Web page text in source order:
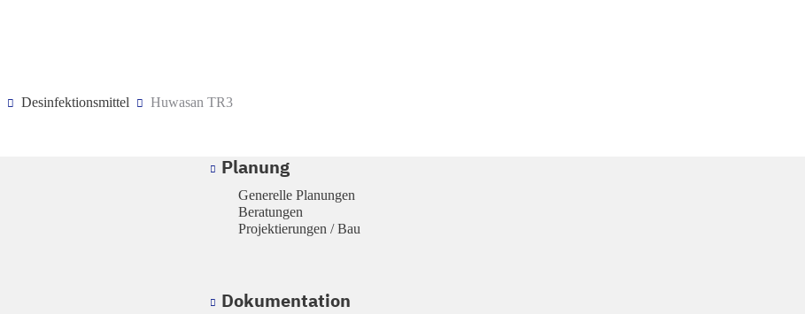
Desinfektionsmittel Huwasan TR3
Planung
Generelle Planungen
Beratungen
Projektierungen / Bau
Dokumentation